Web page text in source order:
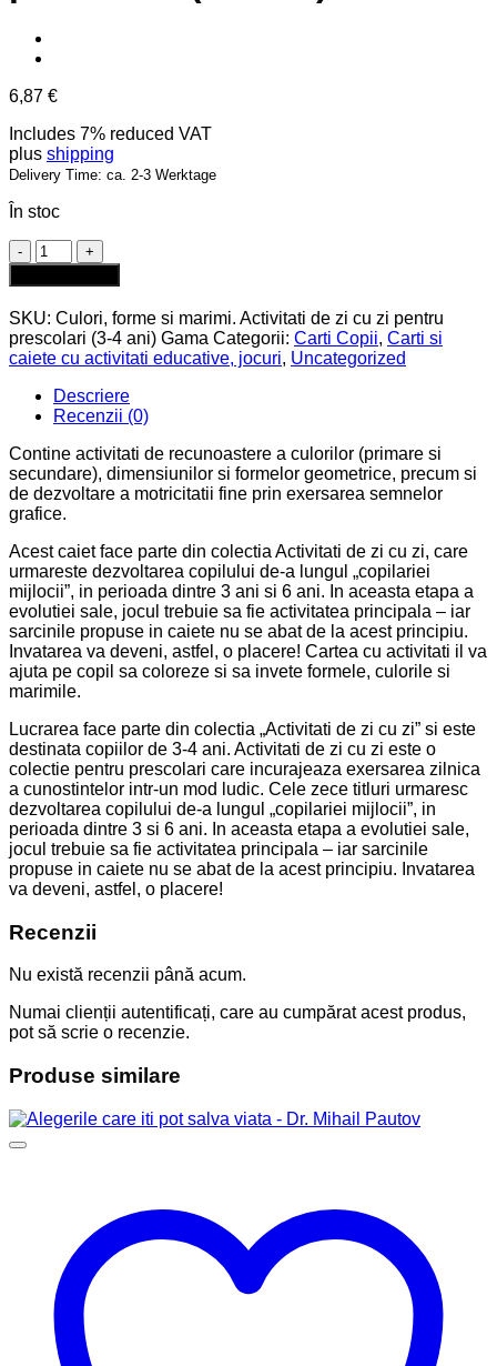
6,87 €
Includes 7% reduced VAT
plus shipping
Delivery Time: ca. 2-3 Werktage
În stoc
Cantitate
Culori,
forme
si
marimi.
Activitati
de
pentru
prescolari
(3-
4
SKU: Culori, forme si marimi. Activitati de zi cu zi pentru
prescolari (3-4 ani) Gama Categorii: Carti Copii, Carti si
caiete cu activitati educative, jocuri, Uncategorized
Descriere
Recenzii (0)
Contine activitati de recunoastere a culorilor (primare si
secundare), dimensiunilor si formelor geometrice, precum si
de dezvoltare a motricitatii fine prin exersarea semnelor
grafice.
Acest caiet face parte din colectia Activitati de zi cu zi, care
urmareste dezvoltarea copilului de-a lungul „copilariei
mijlocii”, in perioada dintre 3 ani si 6 ani. In aceasta etapa a
evolutiei sale, jocul trebuie sa fie activitatea principala – iar
sarcinile propuse in caiete nu se abat de la acest principiu.
Invatarea va deveni, astfel, o placere! Cartea cu activitati il va
ajuta pe copil sa coloreze si sa invete formele, culorile si
marimile.
Lucrarea face parte din colectia „Activitati de zi cu zi” si este
destinata copiilor de 3-4 ani. Activitati de zi cu zi este o
colectie pentru prescolari care incurajeaza exersarea zilnica
a cunostintelor intr-un mod ludic. Cele zece titluri urmaresc
dezvoltarea copilului de-a lungul „copilariei mijlocii”, in
perioada dintre 3 si 6 ani. In aceasta etapa a evolutiei sale,
jocul trebuie sa fie activitatea principala – iar sarcinile
propuse in caiete nu se abat de la acest principiu. Invatarea
va deveni, astfel, o placere!
Recenzii
Nu există recenzii până acum.
Numai clienții autentificați, care au cumpărat acest produs,
pot să scrie o recenzie.
Produse similare